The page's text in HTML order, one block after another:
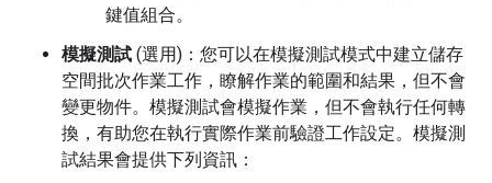
鍵值組合。
模擬測試 (選用)：您可以在模擬測試模式中建立儲存
空間批次作業工作，瞭解作業的範圍和結果，但不會
變更物件。模擬測試會模擬作業，但不會執行任何轉
換，有助您在執行實際作業前驗證工作設定。模擬測
試結果會提供下列資訊：